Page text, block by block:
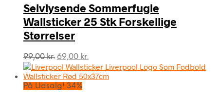
Selvlysende Sommerfugle
Wallsticker 25 Stk Forskellige
Størrelser
99,00kr. Den
oprindelige
pris
var:
69,00 kr.
aktuelle
pris
På Udsalg! 34%